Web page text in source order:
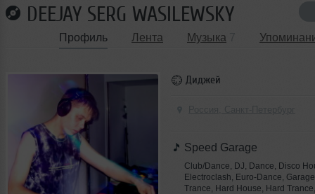
DEEJAY SERG WASILEWSKY
Профиль Лента Музыка
Диджей
Speed Garage
Club/Dance, DJ, Dance, Disco
Electroclash, Euro-Dance,
Trance, Hard House, Hard